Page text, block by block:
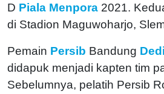
D Piala Menpora 2021.
di Stadion Maguwoharjo,
Pemain Persib Bandung
didapuk menjadi kapten tim
Sebelumnya, pelatih Persib